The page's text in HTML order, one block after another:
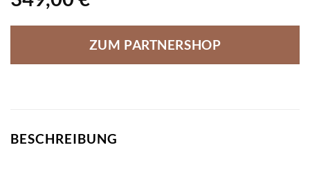
ZUM PARTNERSHOP
BESCHREIBUNG